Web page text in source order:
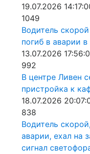
19.07.2026
1049
Водитель
погиб в аварии
13.07.2026
992
В центре Ливен
пристройка к
18.07.2026
838
Водитель
аварии, ехал на
сигнал